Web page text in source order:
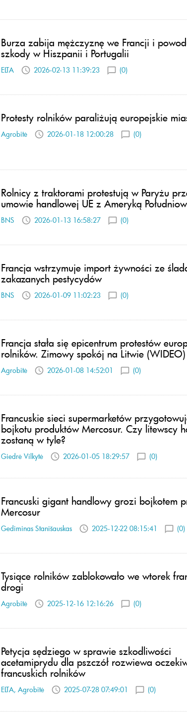
Burza zabija mężczyznę we Francji i
szkody w Hiszpanii i Portugalii
ELTA 2026-02-13 11:39:23 (0)
Protesty rolników paraliżują europejskie
Agrobitė 2026-01-18 12:00:28 (0)
Rolnicy z traktorami protestują w Paryżu
umowie handlowej UE z Ameryką
BNS 2026-01-13 16:58:27 (0)
Francja wstrzymuje import żywności ze
zakazanych pestycydów
BNS 2026-01-09 11:02:23 (0)
Francja stała się epicentrum protestów
rolników. Zimowy spokój na Litwie (WIDEO)
Agrobitė 2026-01-08 14:52:01 (0)
Francuskie sieci supermarketów
bojkotu produktów Mercosur. Czy litewscy
zostaną w tyle?
Giedrė Vilkytė 2026-01-05 18:29:57 (0)
Francuski gigant handlowy grozi bojkotem
Mercosur
Gediminas Stanišauskas 2025-12-22 08:15:41 (0)
Tysiące rolników zablokowało we wtorek
drogi
Agrobitė 2025-12-16 12:16:26 (0)
Petycja sędziego w sprawie szkodliwości
acetamiprydu dla pszczół rozwiewa
francuskich rolników
ELTA, Agrobitė 2025-07-28 07:49:01 (0)